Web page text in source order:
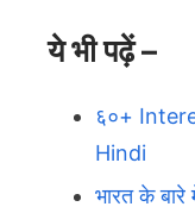
ये भी पढ़ें –
६०+
Hindi
भारत के